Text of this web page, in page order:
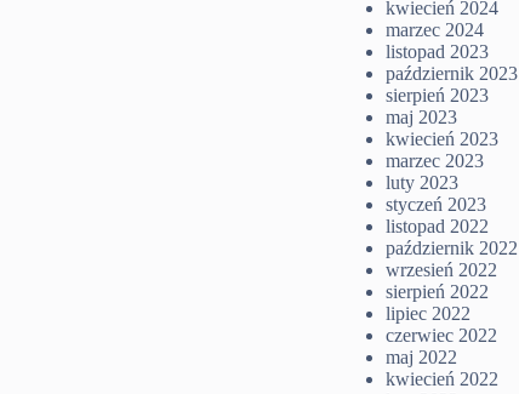
kwiecień 2024
marzec 2024
listopad 2023
październik 2023
sierpień 2023
maj 2023
kwiecień 2023
marzec 2023
luty 2023
styczeń 2023
listopad 2022
październik 2022
wrzesień 2022
sierpień 2022
lipiec 2022
czerwiec 2022
maj 2022
kwiecień 2022